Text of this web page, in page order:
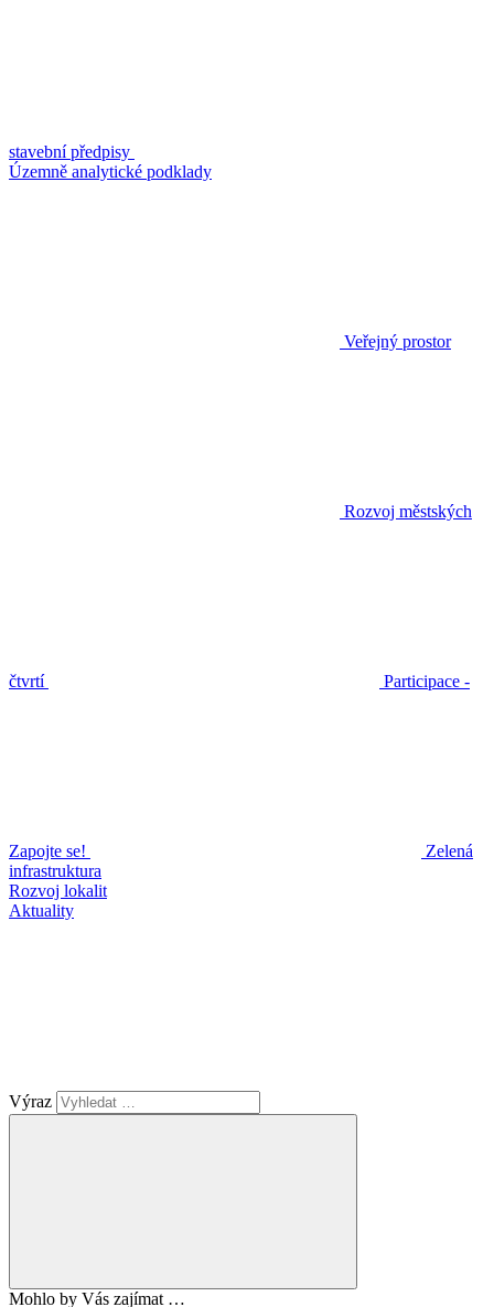
stavební předpisy
Územně analytické podklady
Veřejný prostor
Rozvoj městských
čtvrtí Participace -
Zapojte se!
Zelená
infrastruktura
Rozvoj lokalit
Aktuality
Výraz
Mohlo by Vás zajímat …